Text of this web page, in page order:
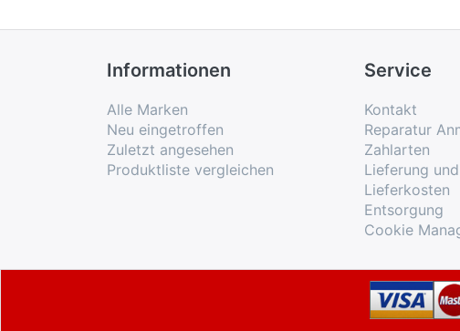
Informationen
Alle Marken
Neu eingetroffen
Zuletzt angesehen
Produktliste vergleichen
Service
Kontakt
Reparatur
Zahlarten
Lieferung
Lieferkosten
Entsorgung
Cookie